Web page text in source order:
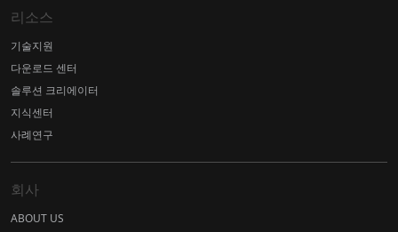
리소스
기술지원
다운로드 센터
솔루션 크리에이터
지식센터
사례연구
회사
ABOUT US